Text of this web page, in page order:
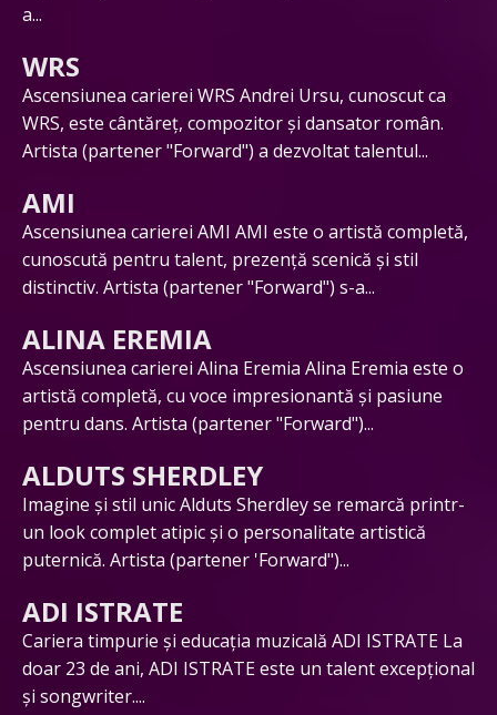
a...
WRS
Ascensiunea carierei WRS Andrei Ursu, cunoscut ca
WRS, este cântăreț, compozitor și dansator român.
Artista (partener "Forward") a dezvoltat talentul...
AMI
Ascensiunea carierei AMI AMI este o artistă completă,
cunoscută pentru talent, prezență scenică și stil
distinctiv. Artista (partener "Forward") s-a...
ALINA EREMIA
Ascensiunea carierei Alina Eremia Alina Eremia este o
artistă completă, cu voce impresionantă și pasiune
pentru dans. Artista (partener "Forward")...
ALDUTS SHERDLEY
Imagine și stil unic Alduts Sherdley se remarcă printr-
un look complet atipic și o personalitate artistică
puternică. Artista (partener 'Forward")...
ADI ISTRATE
Cariera timpurie și educația muzicală ADI ISTRATE La
doar 23 de ani, ADI ISTRATE este un talent excepțional
și songwriter....